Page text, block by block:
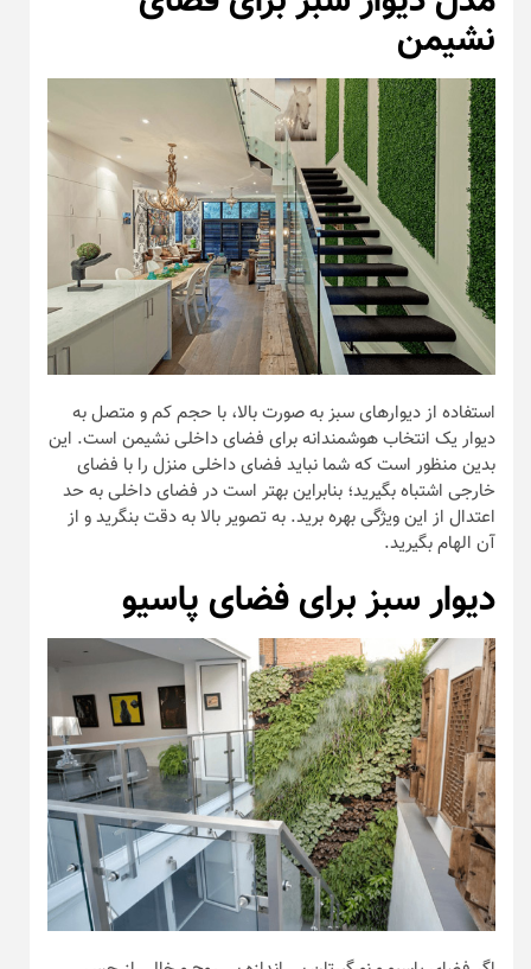
استفاده از دیوار‌های سبز به صورت بالا، با حجم کم و متصل به
دیوار یک انتخاب هوشمندانه برای فضای داخلی نشیمن است. این
بدین منظور است که شما نباید فضای داخلی منزل را با فضای
خارجی اشتباه بگیرید؛ بنابراین بهتر است در فضای داخلی به حد
اعتدال از این ویژگی بهره برید. به تصویر بالا به دقت بنگرید و از
آن الهام بگیرید.
دیوار سبز برای فضای پاسیو
اگر فضای پاسیو و نورگیرتان بی اندازه بی روح و خالی از حس
زندگی است می‌توانید از آن بهره برده و به آن جانی دوباره
ببخشید. به خصوص اگر فضای کمی دارید و نمی‌توانید از هر
ترفندی برای زینت بخشیدن به آن استفاده کنید، با بهره بردن از
این ایده به مقصود خود دست یابید. از طرفی نحوه‌ی کاشت و
اجرای این نمونه، خود نوعی خلاقیت و زیبایی خاص خود را دارد.
در واقع با اجرای مورب این گیاهان، دیوار را از سادگی درآورده و به
زیبایی فضا بیفزایید.
مدل دیوار سبز برای دکوراسیون
فضای خارجی